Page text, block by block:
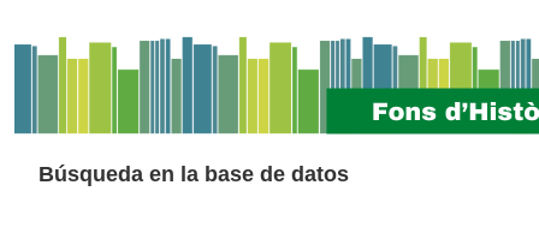
Búsqueda en la base de datos